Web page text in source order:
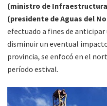
(ministro de
(presidente de Aguas del
efectuado a fines de
disminuir un eventual
provincia, se enfocó en el
período estival.